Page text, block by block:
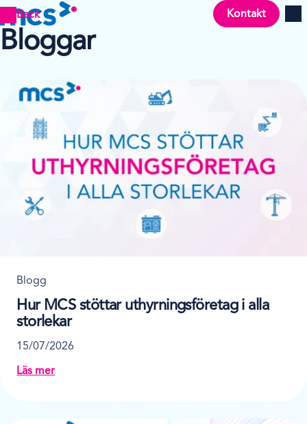
Back Kontakt
Bloggar
Blogg
Hur MCS stöttar uthyrningsföretag i alla
storlekar
15/07/2026
Läs mer
about Hur MCS stöttar uthyrningsföretag i alla